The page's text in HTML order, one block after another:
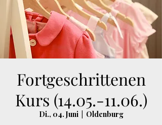
Fortgeschrittenen
Kurs (14.05.-11.06.)
Di., 04. Juni
  |
Oldenburg